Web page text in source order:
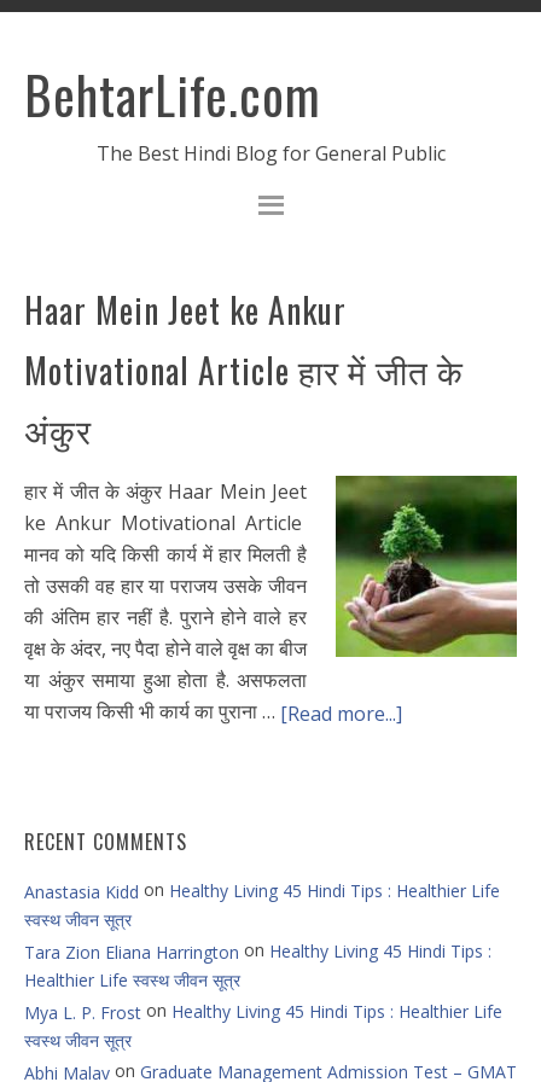
BehtarLife.com
The Best Hindi Blog for General Public
Haar Mein Jeet ke Ankur
Motivational Article हार में जीत के
अंकुर
हार में जीत के अंकुर Haar Mein Jeet
ke Ankur Motivational Article
मानव को यदि किसी कार्य में हार मिलती है
तो उसकी वह हार या पराजय उसके जीवन
की अंतिम हार नहीं है. पुराने होने वाले हर
वृक्ष के अंदर, नए पैदा होने वाले वृक्ष का बीज
या अंकुर समाया हुआ होता है. असफलता
या पराजय किसी भी कार्य का पुराना … [Read more...]
RECENT COMMENTS
Anastasia Kidd on Healthy Living 45 Hindi Tips : Healthier Life
स्वस्थ जीवन सूत्र
Tara Zion Eliana Harrington on Healthy Living 45 Hindi Tips :
Healthier Life स्वस्थ जीवन सूत्र
Mya L. P. Frost on Healthy Living 45 Hindi Tips : Healthier Life
स्वस्थ जीवन सूत्र
Abhi Malav on Graduate Management Admission Test – GMAT